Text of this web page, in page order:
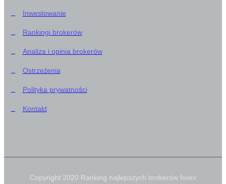
Inwestowanie
Rankingi brokerów
Analiza i opinia brokerów
Ostrzeżenia
Polityka prywatności
Kontakt
Copyright 2020 Ranking najlepszych brokerów forex